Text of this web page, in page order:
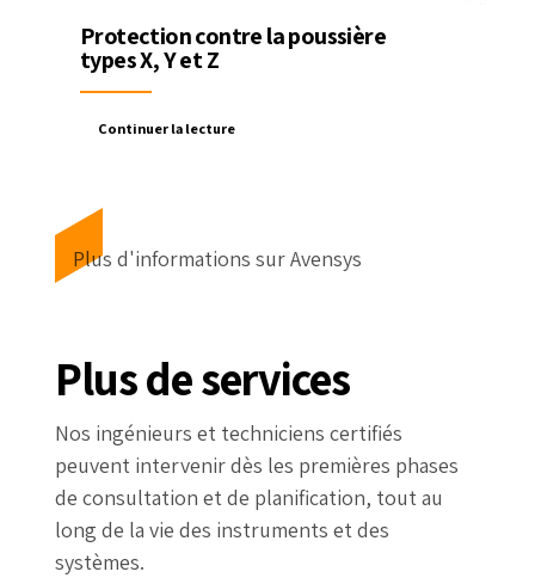
Protection contre la poussière
types X, Y et Z
Continuer la lecture
Plus d'informations sur Avensys
Plus de services
Nos ingénieurs et techniciens certifiés
peuvent intervenir dès les premières phases
de consultation et de planification, tout au
long de la vie des instruments et des
systèmes.